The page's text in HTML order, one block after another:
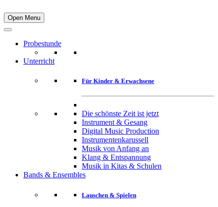
Open Menu
Probestunde
Unterricht
Für Kinder & Erwachsene
Die schönste Zeit ist jetzt
Instrument & Gesang
Digital Music Production
Instrumentenkarussell
Musik von Anfang an
Klang & Entspannung
Musik in Kitas & Schulen
Bands & Ensembles
Lauschen & Spielen